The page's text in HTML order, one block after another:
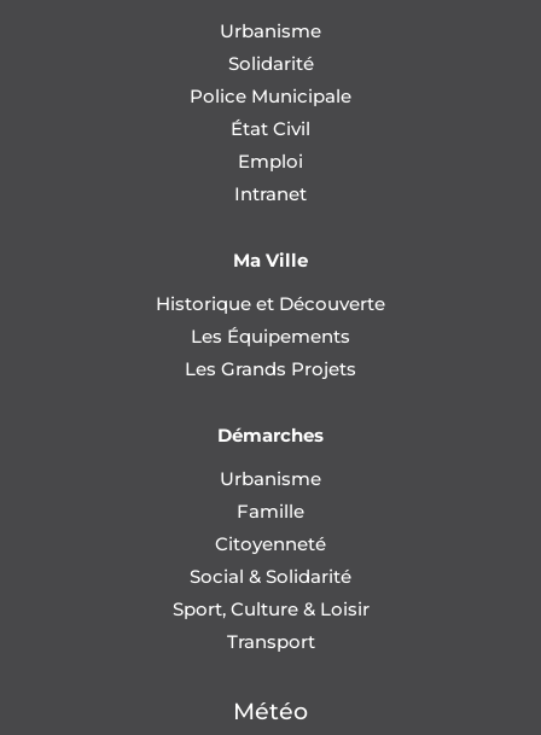
Urbanisme
Solidarité
Police Municipale
État Civil
Emploi
Intranet
Ma Ville
Historique et Découverte
Les Équipements
Les Grands Projets
Démarches
Urbanisme
Famille
Citoyenneté
Social & Solidarité
Sport, Culture & Loisir
Transport
Météo